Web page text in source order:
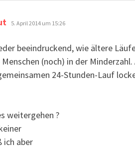
sagt:
5. April 2014 um 15:26
beeindruckend, wie ältere
(noch) in der
24-Stunden-Lauf
weitergehen ?
ich aber